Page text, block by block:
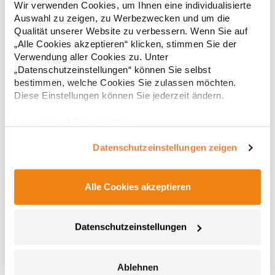
Wir verwenden Cookies, um Ihnen eine individualisierte
Auswahl zu zeigen, zu Werbezwecken und um die
Qualität unserer Website zu verbessern. Wenn Sie auf
„Alle Cookies akzeptieren“ klicken, stimmen Sie der
Verwendung aller Cookies zu. Unter
„Datenschutzeinstellungen“ können Sie selbst
bestimmen, welche Cookies Sie zulassen möchten.
Diese Einstellungen können Sie jederzeit ändern.
Datenschutzeinstellungen zeigen
Alle Cookies akzeptieren
Datenschutzeinstellungen
Ablehnen
Seitentaschen mit Reißverschluss Eingenähter
Schlüsselanhänger in Seitentasche Reflektierende Paspeln und
Reißverschlussanhänger Teilungsnähte Neutrales Größenetikett
Atmungsaktiv, wasserdicht 8.000 mm, winddicht Softshell-
Single-Jersey-Bonding Bi-elastischMaterialzusammensetzung:
72% Polyester / 25% Baumwolle / 3% ElasthanAngaben zur
Produktsicherheit: Herst.-Nr.: 7830Hersteller: Promodoro
Fashion GmbH Am Gatherhof 57 40472 Düsseldorf Deutschland
E-Mail: info@promodoro.de
ab 66,82 € *
* Preise inkl. gesetzlicher Mwst. + Versandkosten *
JN1078 James+Nicholson Herren maritime
Funktionsmaterial mit TPU-Membran Wind- und wasserdichtes